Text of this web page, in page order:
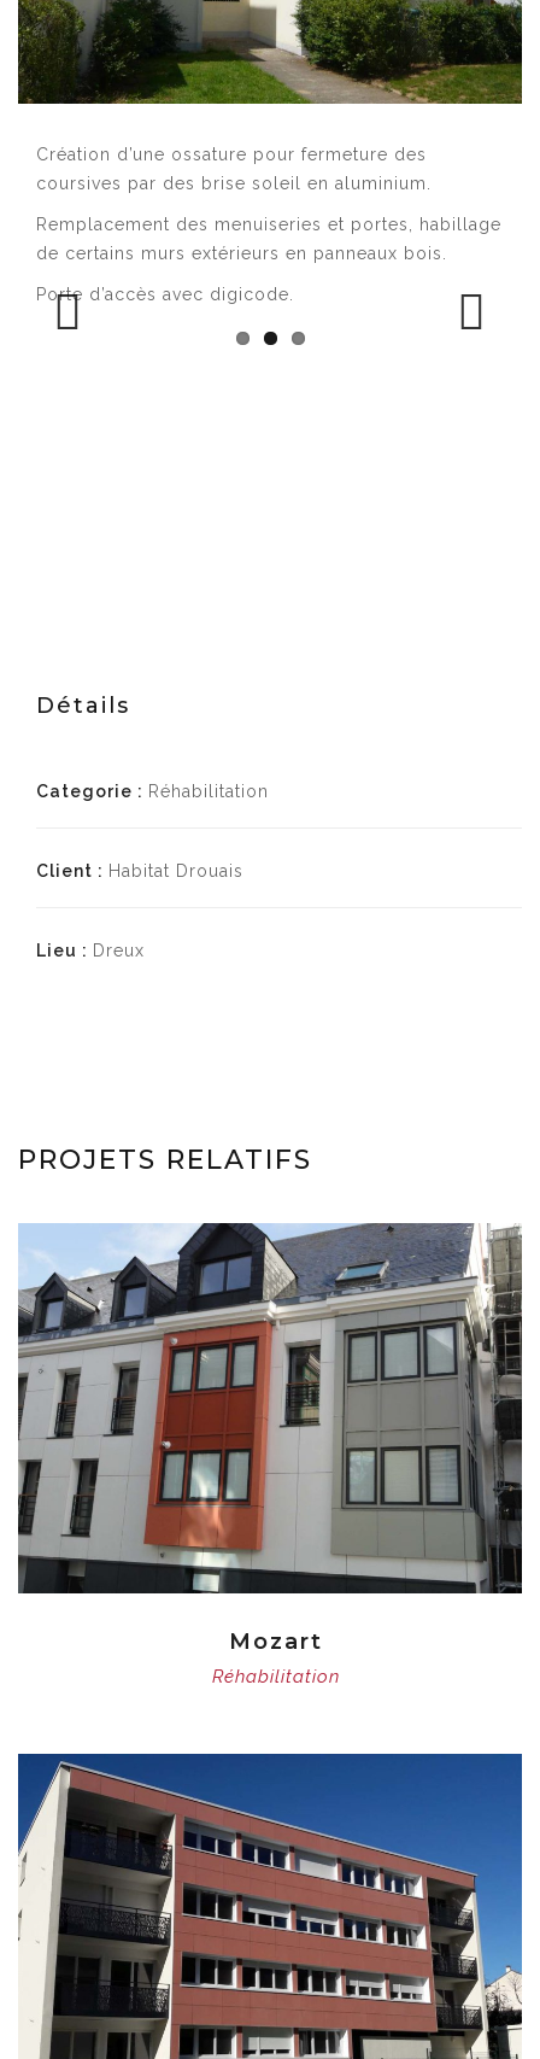
Création d’une ossature pour fermeture des
coursives par des brise soleil en aluminium.
Remplacement des menuiseries et portes, habillage
de certains murs extérieurs en panneaux bois.
Porte d’accès avec digicode.
Détails
Categorie : Réhabilitation
Client : Habitat Drouais
Lieu : Dreux
PROJETS RELATIFS
Mozart
Réhabilitation